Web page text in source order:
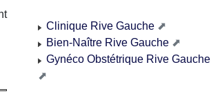
Clinique Rive Gauche
Bien-Naître Rive Gauche
Gynéco Obstétrique Rive Gauche